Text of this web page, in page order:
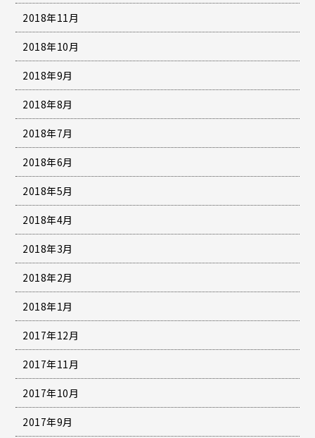
2018年11月
2018年10月
2018年9月
2018年8月
2018年7月
2018年6月
2018年5月
2018年4月
2018年3月
2018年2月
2018年1月
2017年12月
2017年11月
2017年10月
2017年9月